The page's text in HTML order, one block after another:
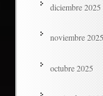
diciembre 2025
noviembre 2025
octubre 2025